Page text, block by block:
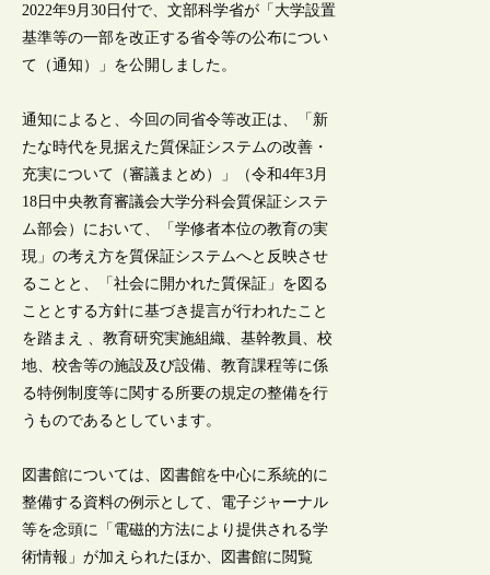
2022年9月30日付で、文部科学省が「大学設置
基準等の一部を改正する省令等の公布につい
て（通知）」を公開しました。
通知によると、今回の同省令等改正は、「新
たな時代を見据えた質保証システムの改善・
充実について（審議まとめ）」（令和4年3月
18日中央教育審議会大学分科会質保証システ
ム部会）において、「学修者本位の教育の実
現」の考え方を質保証システムへと反映させ
ることと、「社会に開かれた質保証」を図る
こととする方針に基づき提言が行われたこと
を踏まえ 、教育研究実施組織、基幹教員、校
地、校舎等の施設及び設備、教育課程等に係
る特例制度等に関する所要の規定の整備を行
うものであるとしています。
図書館については、図書館を中心に系統的に
整備する資料の例示として、電子ジャーナル
等を念頭に「電磁的方法により提供される学
術情報」が加えられたほか、図書館に閲覧